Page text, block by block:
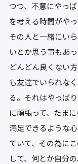
つつ、不意にやっ
を考える時間がや
その人と一緒にい
いとか思う事もあ
どんどん良くない
も友達でいられな
る。それはやっぱ
に頑張って、たま
満足できるような
ていて、その為に
して、何とか自分